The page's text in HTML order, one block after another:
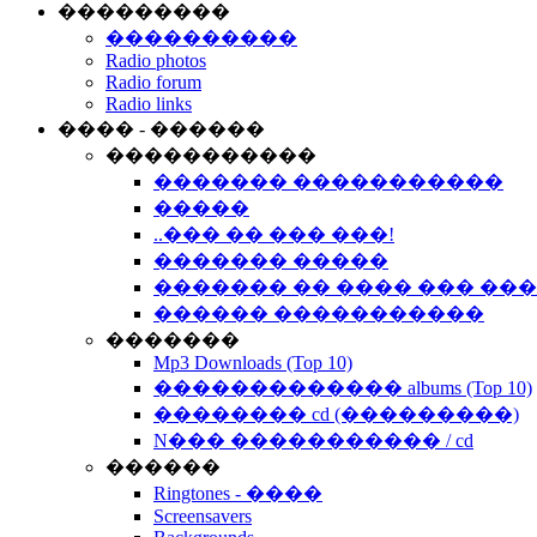
���������
����������
Radio photos
Radio forum
Radio links
���� - ������
�����������
������� �����������
�����
..��� �� ��� ���!
������� �����
������� �� ���� ���
������ �����������
�������
Mp3 Downloads (Top 10)
������������� albums (Top 10)
�������� cd (���������)
N��� ����������� / cd
������
Ringtones - ����
Screensavers